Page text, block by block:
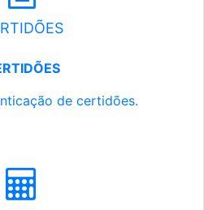
de certidões.